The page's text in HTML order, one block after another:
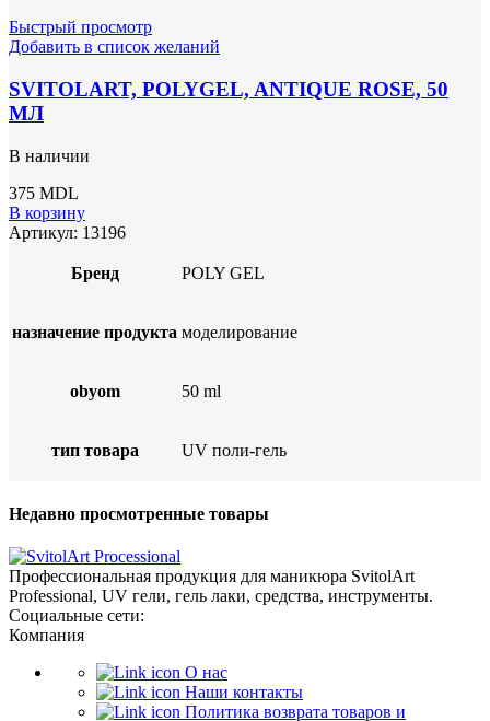
Быстрый просмотр
Добавить в список желаний
SVITOLART, POLYGEL, ANTIQUE ROSE, 50
МЛ
В наличии
375 MDL
В корзину
Артикул: 13196
Бренд POLY GEL
назначение продукта моделирование
obyom 50 ml
тип товара UV поли-гель
Недавно просмотренные товары
Профессиональная продукция для маникюра SvitolArt
Professional, UV гели, гель лаки, средства, инструменты.
Социальные сети:
Компания
О нас
Наши контакты
Политика возврата товаров и